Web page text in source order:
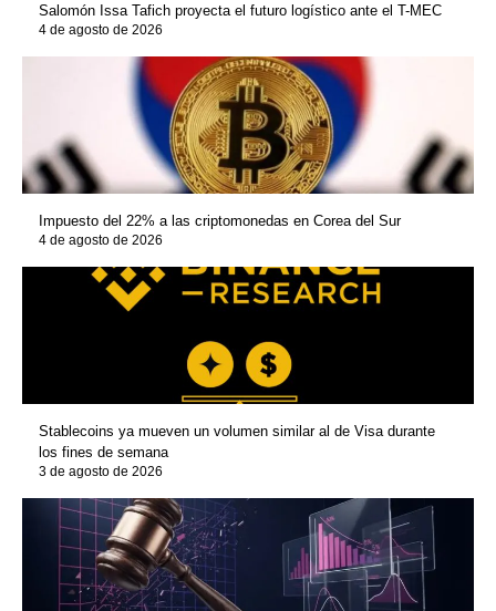
Salomón Issa Tafich proyecta el futuro logístico ante el T-MEC
4 de agosto de 2026
Impuesto del 22% a las criptomonedas en Corea del Sur
4 de agosto de 2026
Stablecoins ya mueven un volumen similar al de Visa durante
los fines de semana
3 de agosto de 2026